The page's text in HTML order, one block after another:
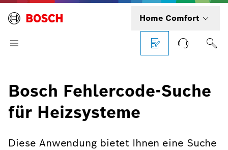
Home Comfort
Bosch Fehlercode-Suche
für Heizsysteme
Diese Anwendung bietet Ihnen eine Suche